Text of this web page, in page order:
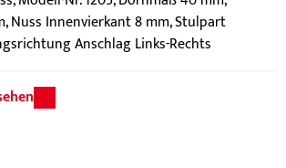
Nuss Innenvierkant 8 mm, Stulpart
Anschlag Links-Rechts